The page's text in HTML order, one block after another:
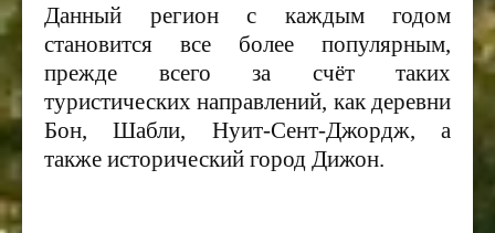
Данный регион с каждым годом
становится все более популярным,
прежде всего за счёт таких
туристических направлений, как деревни
Бон, Шабли, Нуит-Сент-Джордж, а
также исторический город Дижон.